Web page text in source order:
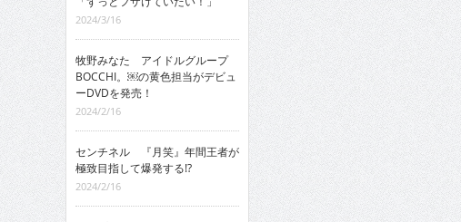
2024/3/16
牧野みなた アイドルグループ
BOCCHI。￼の黄色担当がデビュ
ーDVDを発売！
2024/2/16
センチネル 『月笑』年間王者が
極致目指して爆発する!?
2024/2/16